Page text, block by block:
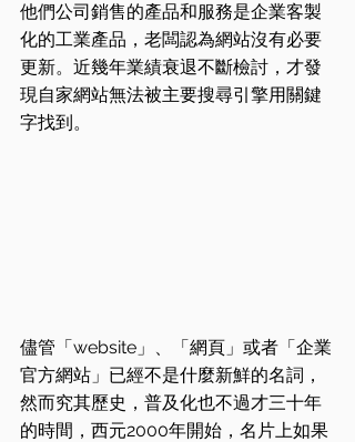
他們公司銷售的產品和服務是企業客製
化的工業產品，老闆認為網站沒有必要
更新。近幾年業績衰退不斷檢討，才發
現自家網站無法被主要搜尋引擎用關鍵
字找到。
儘管「website」、「網頁」或者「企業
官方網站」已經不是什麼新鮮的名詞，
然而究其歷史，普及化也不過才三十年
的時間，西元2000年開始，名片上如果